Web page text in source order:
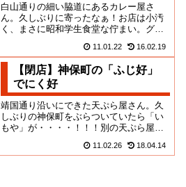
白山通りの細い脇道にあるカレー屋さ
ん。久しぶりに寄ったなぁ！お店は小汚
く、まさに昭和学生食堂な佇まい。グラ
なお店よ。今時の学生やリーマン...
11.01.22 16.02.19
【閉店】神保町の「ふじ好」
でにく好
靖国通り沿いにできた天ぷら屋さん。久
しぶりの神保町をぶらついていたら「い
もや」が・・・・！！！別の天ぷら屋に
に掲げ、肉を素材にした創...
11.02.26 18.04.14